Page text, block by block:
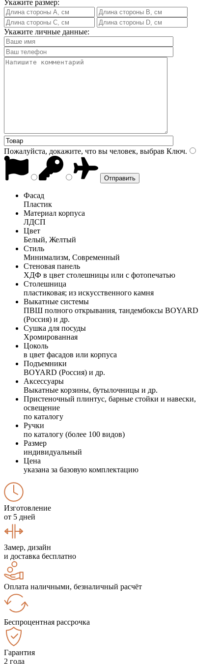
Укажите размер:
Укажите личные данные:
Пожалуйста, докажите, что вы человек, выбрав Ключ.
Фасад
Пластик
Материал корпуса
ЛДСП
Цвет
Белый, Желтый
Стиль
Минимализм, Современный
Стеновая панель
ХДФ в цвет столешницы или с фотопечатью
Столешница
пластиковая; из искусственного камня
Выкатные системы
ПВШ полного открывания, тандембоксы BOYARD
(Россия) и др.
Сушка для посуды
Хромированная
Цоколь
в цвет фасадов или корпуса
Подъемники
BOYARD (Россия) и др.
Аксессуары
Выкатные корзины, бутылочницы и др.
Пристеночный плинтус, барные стойки и навески,
освещение
по каталогу
Ручки
по каталогу (более 100 видов)
Размер
индивидуальный
Цена
указана за базовую комплектацию
Изготовление
от 5 дней
Замер, дизайн
и доставка бесплатно
Оплата наличными, безналичный расчёт
Беспроцентная рассрочка
Гарантия
2 года